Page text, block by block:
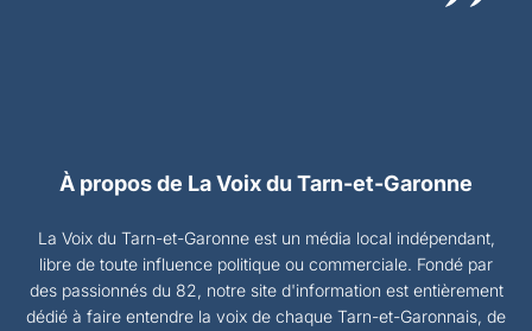
À propos de La Voix du Tarn-et-Garonne
La Voix du Tarn-et-Garonne est un média local indépendant,
libre de toute influence politique ou commerciale. Fondé par
des passionnés du 82, notre site d'information est entièrement
dédié à faire entendre la voix de chaque Tarn-et-Garonnais, de